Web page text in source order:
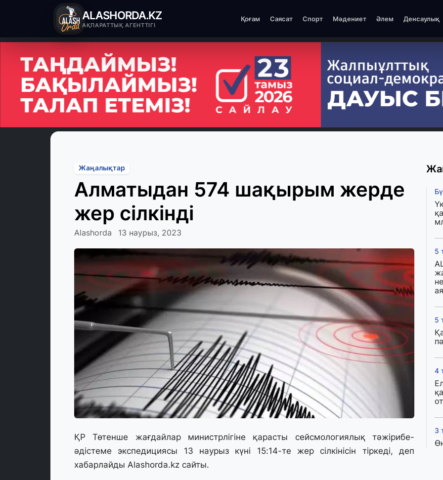
ALASHORDA.KZ
АҚПАРАТТЫҚ АГЕНТТІГІ
Қоғам Саясат Спорт Мәдениет Әлем Денсаулық
Жаңалықтар
Алматыдан 574 шақырым жерде
жер сілкінді
Alashorda 13 наурыз, 2023
ҚР Төтенше жағдайлар министрлігіне қарасты сейсмологиялық тәжірибе-
әдістеме экспедициясы 13 наурыз күні 15:14-те жер сілкінісін тіркеді, деп
хабарлайды Alashorda.kz сайты.
5
5
4
3